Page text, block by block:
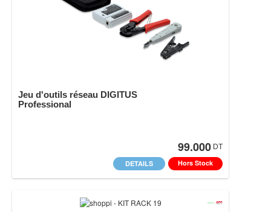
Jeu d'outils réseau DIGITUS
Professional
99.000 DT
Hors Stock
DETAILS